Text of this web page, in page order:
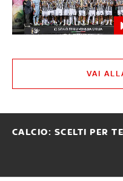
VAI
CALCIO: SCELTI PER TE